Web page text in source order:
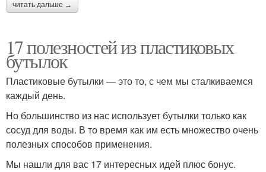
читать дальше →
17 полезностей из пластиковых
бутылок
Пластиковые бутылки — это то, с чем мы сталкиваемся
каждый день.
Но большинство из нас использует бутылки только как
сосуд для воды. В то время как им есть множество очень
полезных способов применения.
Мы нашли для вас 17 интересных идей плюс бонус.